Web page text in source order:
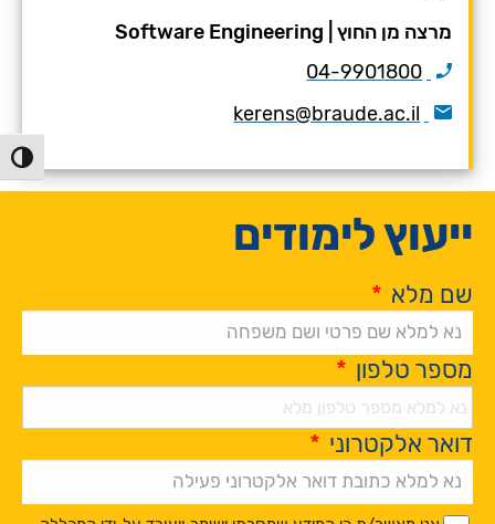
מרצה מן החוץ Software Engineering
04-9901800
kerens@braude.ac.il
ייעוץ לימודים
שם מלא *
מספר טלפון *
דואר אלקטרוני *
*
*
Alternative: